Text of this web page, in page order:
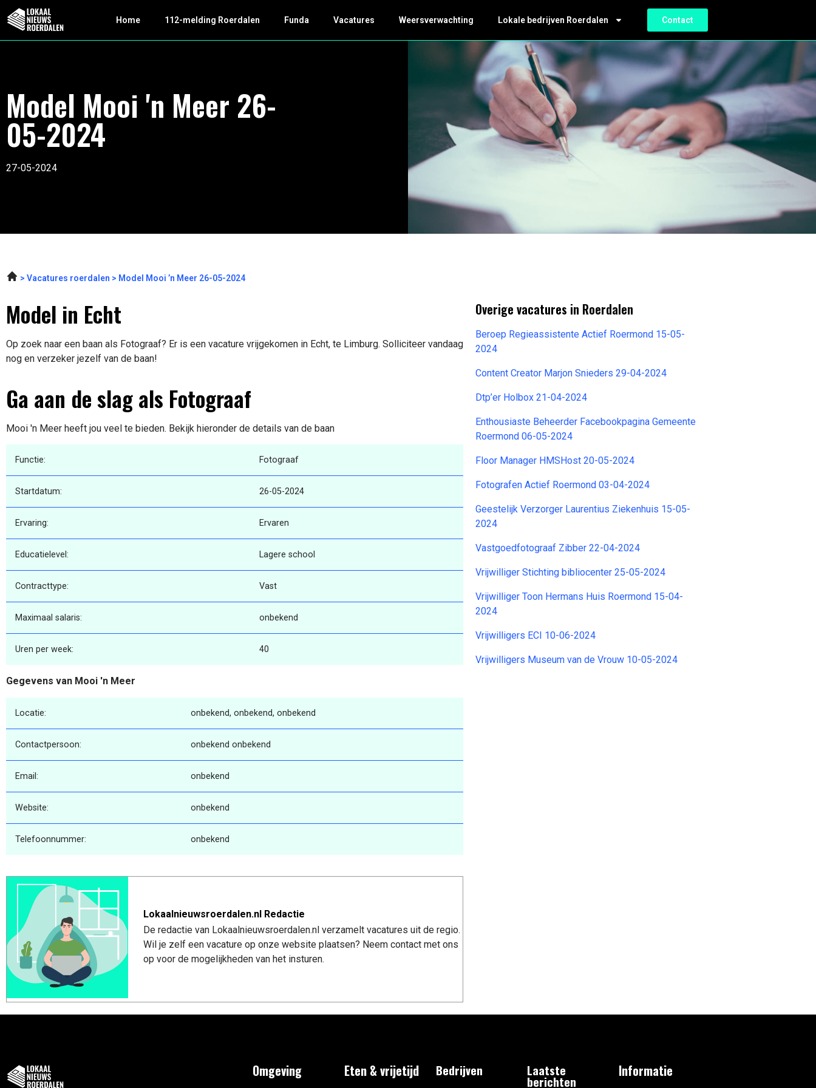
Home 112-melding Roerdalen Funda Vacatures Weersverwachting Lokale bedrijven Roerdalen Contact
Model Mooi 'n Meer 26-
05-2024
27-05-2024
Vacatures roerdalen Model Mooi ’n Meer 26-05-2024
Model in Echt
Op zoek naar een baan als Fotograaf? Er is een vacature vrijgekomen in Echt, te Limburg. Solliciteer vandaag
nog en verzeker jezelf van de baan!
Ga aan de slag als Fotograaf
Mooi 'n Meer heeft jou veel te bieden. Bekijk hieronder de details van de baan
Functie: Fotograaf
Startdatum: 26-05-2024
Ervaring: Ervaren
Educatielevel: Lagere school
Contracttype: Vast
Maximaal salaris: onbekend
Uren per week: 40
Gegevens van Mooi 'n Meer
Locatie: onbekend, onbekend, onbekend
Contactpersoon: onbekend onbekend
Email: onbekend
Website: onbekend
Telefoonnummer: onbekend
Lokaalnieuwsroerdalen.nl Redactie
De redactie van Lokaalnieuwsroerdalen.nl verzamelt vacatures uit de regio.
Wil je zelf een vacature op onze website plaatsen? Neem contact met ons
op voor de mogelijkheden van het insturen.
Overige vacatures in Roerdalen
Beroep Regieassistente Actief Roermond 15-05-
2024
Content Creator Marjon Snieders 29-04-2024
Dtp’er Holbox 21-04-2024
Enthousiaste Beheerder Facebookpagina Gemeente
Roermond 06-05-2024
Floor Manager HMSHost 20-05-2024
Fotografen Actief Roermond 03-04-2024
Geestelijk Verzorger Laurentius Ziekenhuis 15-05-
2024
Vastgoedfotograaf Zibber 22-04-2024
Vrijwilliger Stichting bibliocenter 25-05-2024
Vrijwilliger Toon Hermans Huis Roermond 15-04-
2024
Vrijwilligers ECI 10-06-2024
Vrijwilligers Museum van de Vrouw 10-05-2024
Omgeving Eten & vrijetijd Bedrijven Laatste
berichten
Informatie